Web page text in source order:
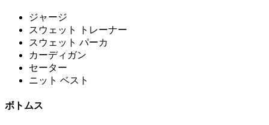
ジャージ
スウェット トレーナー
スウェット パーカ
カーディガン
セーター
ニット ベスト
ボトムス